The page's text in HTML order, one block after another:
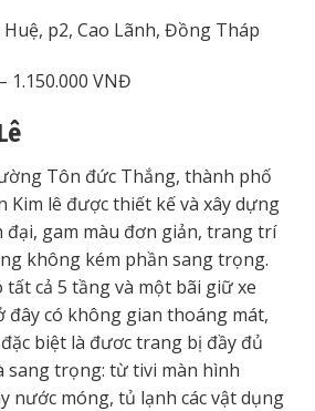
p2, Cao Lãnh, Đồng Tháp
1.150.000 VNĐ
Tôn đức Thắng, thành phố
Kim lê được thiết kế và xây dựng
đại, gam màu đơn giản, trang trí
không kém phần sang trọng.
tất cả 5 tầng và một bãi giữ xe
đây có không gian thoáng mát,
biệt là đươc trang bị đầy đủ
sang trọng: từ tivi màn hình
nước móng, tủ lạnh các vật dụng